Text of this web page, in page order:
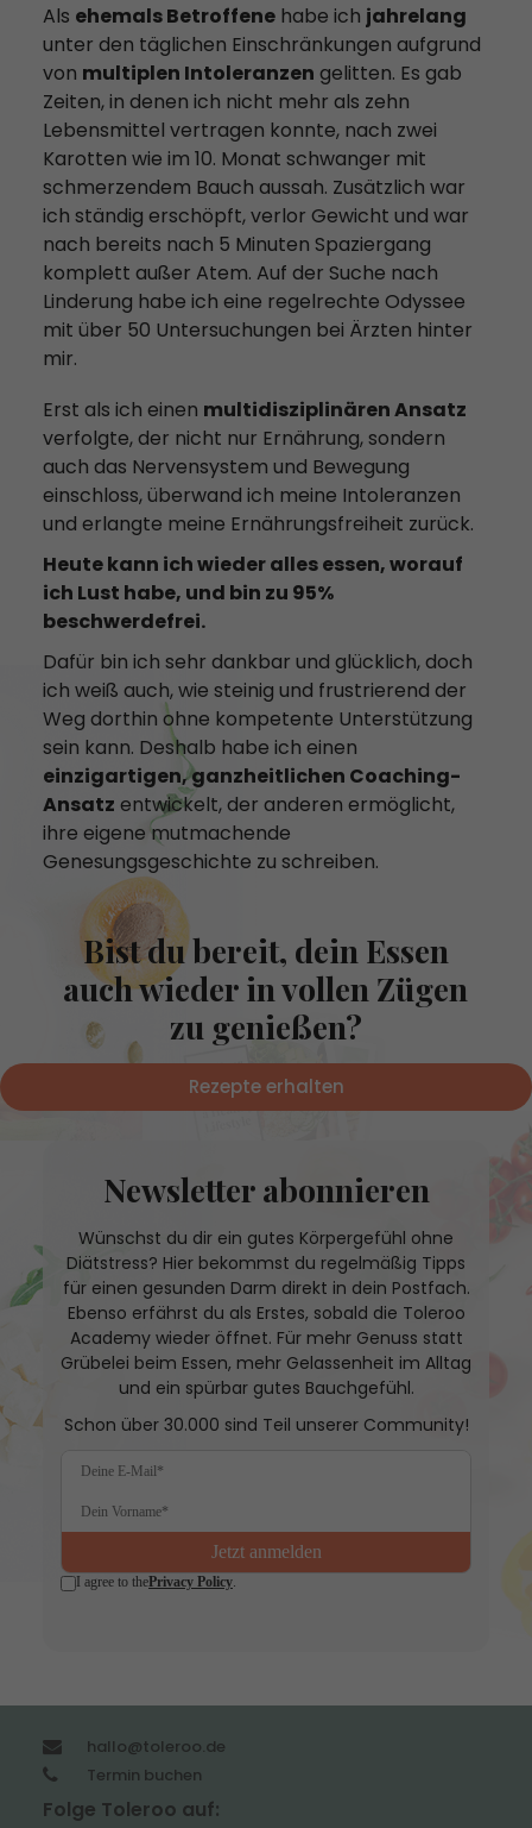
Als ehemals Betroffenehabe ich jahrelang
unter den täglichen Einschränkungen aufgrund
von multiplen Intoleranzen gelitten. Es gab
Zeiten, in denen ich nicht mehr als zehn
Lebensmittel vertragen konnte, nach zwei
Karotten wie im 10. Monat schwanger mit
schmerzendem Bauch aussah. Zusätzlich war
ich ständig erschöpft, verlor Gewicht und war
nach bereits nach 5 Minuten Spaziergang
komplett außer Atem. Auf der Suche nach
Linderung habe ich eine regelrechte Odyssee
mit über 50 Untersuchungen bei Ärzten hinter
mir.
Erst als ich einen multidisziplinären Ansatz
verfolgte, der nicht nur Ernährung, sondern
auch das Nervensystem und Bewegung
einschloss, überwand ich meine Intoleranzen
und erlangte meine Ernährungsfreiheit zurück.
Heute kann ich wieder alles essen, worauf
ich Lust habe, und bin zu 95%
beschwerdefrei.
Dafür bin ich sehr dankbar und glücklich, doch
ich weiß auch, wie steinig und frustrierend der
Weg dorthin ohne kompetente Unterstützung
sein kann. Deshalb habe ich einen
einzigartigen, ganzheitlichen Coaching-
Ansatz entwickelt, der anderen ermöglicht,
ihre eigene mutmachende
Genesungsgeschichte zu schreiben.
Bist du bereit, dein Essen
auch wieder in vollen Zügen
zu genießen?
Rezepte erhalten
Newsletter abonnieren
Wünschst du dir ein gutes Körpergefühl ohne
Diätstress? Hier bekommst du regelmäßig Tipps
für einen gesunden Darm direkt in dein Postfach.
Ebenso erfährst du als Erstes, sobald die Toleroo
Academy wieder öffnet. Für mehr Genuss statt
Grübelei beim Essen, mehr Gelassenheit im Alltag
und ein spürbar gutes Bauchgefühl.
Schon über 30.000 sind Teil unserer Community!
hallo@toleroo.de
Termin buchen
Folge Toleroo auf: